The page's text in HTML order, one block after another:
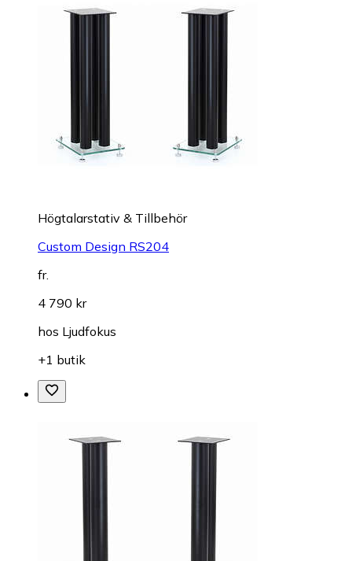
Högtalarstativ & Tillbehör
Custom Design RS204
fr.
4 790 kr
hos Ljudfokus
+1 butik